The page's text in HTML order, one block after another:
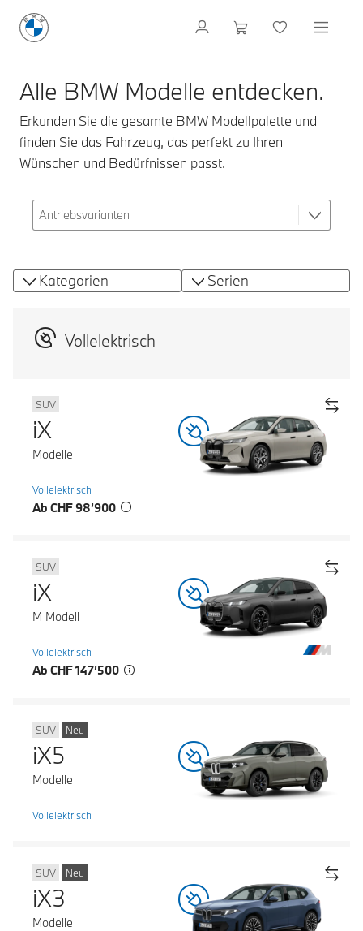
Alle BMW Modelle entdecken.
Erkunden Sie die gesamte BMW Modellpalette und
finden Sie das Fahrzeug, das perfekt zu Ihren
Wünschen und Bedürfnissen passt.
Kategorien Serien
Vollelektrisch
SUV
iX
Modelle
Vollelektrisch
Ab CHF 98’900
SUV
iX
M Modell
Vollelektrisch
Ab CHF 147’500
SUV Neu
iX5
Modelle
Vollelektrisch
SUV Neu
iX3
Modelle